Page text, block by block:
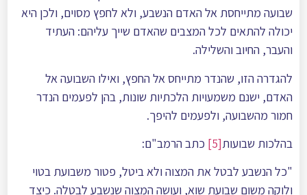
שבועה מתייחסת אל האדם הנשבע, ולא לחפץ מסוים, ולכן היא
יכולה להתאים לכל המצבים שהאדם שייך עליהם: העתיד
והעבר, החיוב והשלילה.
להגדרה הזו, שהנדר מתייחס אל החפץ, ואילו השבועה אל
האדם, ישנם משמעויות הלכתיות שונות, בהן לפעמים הנדר
חמור מהשבועה, ולפעמים להיפך.
בהלכות שבועות[5]
כתב הרמב"ם:
"כל הנשבע לבטל את המצוה ולא ביטל, פטור משבועת בטוי
ולוקה משום שבועת שוא, ועושה המצוה שנשבע לבטלה. כיצד